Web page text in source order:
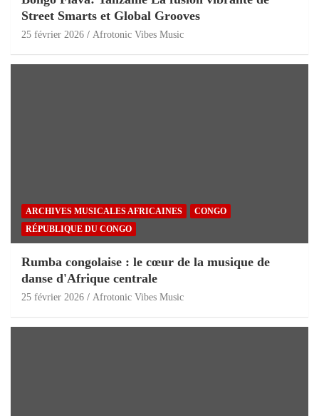
Street Smarts et Global Grooves
25 février 2026 Afrotonic Vibes Music
ARCHIVES MUSICALES AFRICAINES
CONGO
RÉPUBLIQUE DU CONGO
Rumba congolaise : le cœur de la musique de
danse d'Afrique centrale
25 février 2026 Afrotonic Vibes Music